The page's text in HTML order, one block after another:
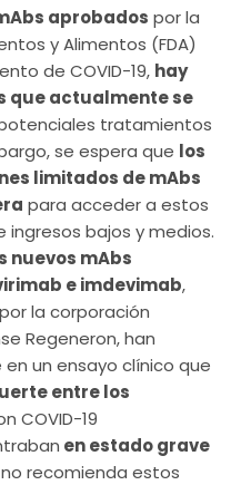
aprobados por la
y Alimentos (FDA)
de COVID-19, hay
que actualmente se
tratamientos
se espera que los
limitados de mAbs
para acceder a estos
bajos y medios.
nuevos mAbs
e imdevimab,
la corporación
Regeneron, han
un ensayo clínico que
entre los
COVID-19
en estado grave
no recomienda estos